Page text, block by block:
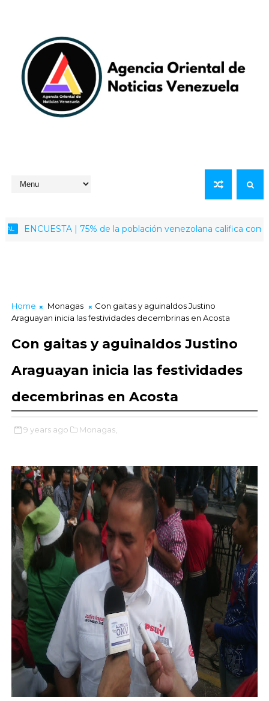
| 75% de la población venezolana califica como
Home Monagas
Con gaitas y aguinaldos Justino
Araguayan inicia las festividades decembrinas en Acosta
Con gaitas y aguinaldos Justino
Araguayan inicia las festividades
decembrinas en Acosta
9 years ago Monagas,